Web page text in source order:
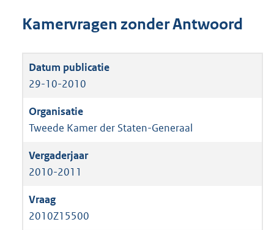
Kamervragen zonder Antwoord
29-10-2010
Tweede Kamer der Staten-Generaal
2010-2011
2010Z15500